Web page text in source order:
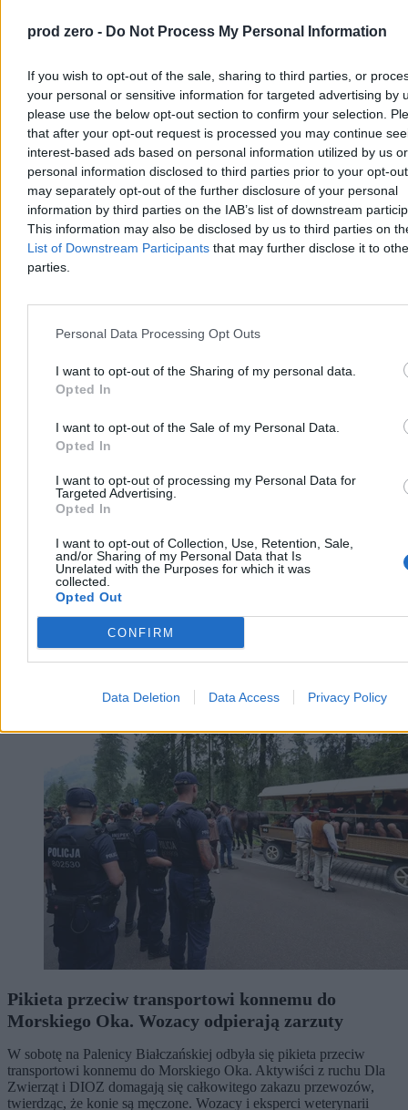
prod zero - Do Not Process My Personal Information
If you wish to opt-out of the sale, sharing to third parties, or
your personal or sensitive information for targeted advertising by
please use the below opt-out section to confirm your selection.
that after your opt-out request is processed you may continue
interest-based ads based on personal information utilized by us or
personal information disclosed to third parties prior to your opt-
may separately opt-out of the further disclosure of your personal
information by third parties on the IAB’s list of downstream
This information may also be disclosed by us to third parties on
List of Downstream Participants that may further disclose it to
parties.
Personal Data Processing Opt Outs
I want to opt-out of the Sharing of my personal data.
Opted In
I want to opt-out of the Sale of my Personal Data.
Opted In
I want to opt-out of processing my Personal Data for
Targeted Advertising.
Opted In
I want to opt-out of Collection, Use, Retention, Sale,
and/or Sharing of my Personal Data that Is
Unrelated with the Purposes for which it was
collected.
Opted Out
CONFIRM
Data Deletion Data Access Privacy Policy
Dwaj chłopcy wyciągnięci ze zbiornika ppoż. w
Szczecinie. Udana reanimacja
W sobotę po godz. 14 w Szczecinie dwóch chłopców w wieku 9 i
Wyciągnęli ich przypadkowi przechodnie, a strażacy i ratownicy
bada okoliczności zdarzenia pod nadzorem prokuratury.
Wczoraj 20:06
Reklama
Pikieta przeciw transportowi konnemu do
Morskiego Oka. Wozacy odpierają zarzuty
W sobotę na Palenicy Białczańskiej odbyła się pikieta przeciw
transportowi konnemu do Morskiego Oka. Aktywiści z ruchu Dla
Zwierząt i DIOZ domagają się całkowitego zakazu przewozów,
twierdząc, że konie są męczone. Wozacy i eksperci weterynarii